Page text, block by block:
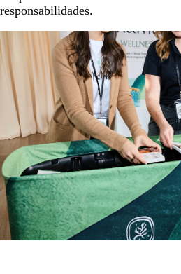
responsabilidades.